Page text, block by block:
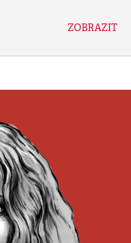
ZOBRAZIT